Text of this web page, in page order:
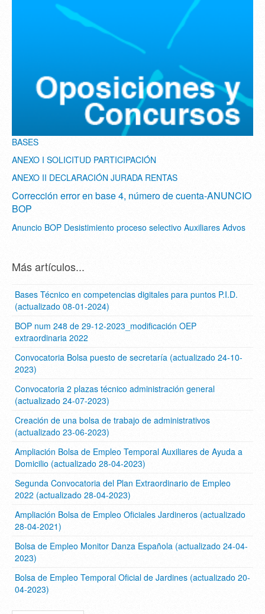
BASES
ANEXO I SOLICITUD PARTICIPACIÓN
ANEXO II DECLARACIÓN JURADA RENTAS
Corrección error en base 4, número de cuenta-ANUNCIO
BOP
Anuncio BOP Desistimiento proceso selectivo Auxiliares Advos
Más artículos...
Bases Técnico en competencias digitales para puntos P.I.D.
(actualizado 08-01-2024)
BOP num 248 de 29-12-2023_modificación OEP
extraordinaria 2022
Convocatoria Bolsa puesto de secretaría (actualizado 24-10-
2023)
Convocatoria 2 plazas técnico administración general
(actualizado 24-07-2023)
Creación de una bolsa de trabajo de administrativos
(actualizado 23-06-2023)
Ampliación Bolsa de Empleo Temporal Auxiliares de Ayuda a
Domicilio (actualizado 28-04-2023)
Segunda Convocatoria del Plan Extraordinario de Empleo
2022 (actualizado 28-04-2023)
Ampliación Bolsa de Empleo Oficiales Jardineros (actualizado
28-04-2021)
Bolsa de Empleo Monitor Danza Española (actualizado 24-04-
2023)
Bolsa de Empleo Temporal Oficial de Jardines (actualizado 20-
04-2023)